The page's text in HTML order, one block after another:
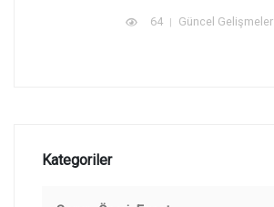
64 Güncel Gelişmeler
Kategoriler